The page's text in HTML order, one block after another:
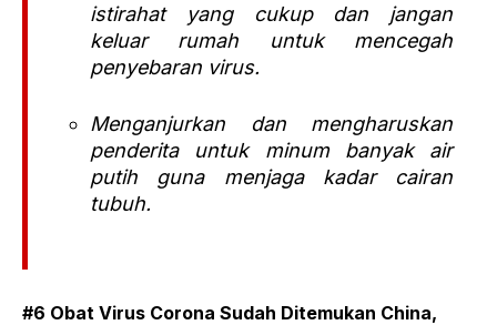
istirahat yang cukup dan jangan
keluar rumah untuk mencegah
penyebaran virus.
Menganjurkan dan mengharuskan
penderita untuk minum banyak air
putih guna menjaga kadar cairan
tubuh.
#6 Obat Virus Corona Sudah Ditemukan China,